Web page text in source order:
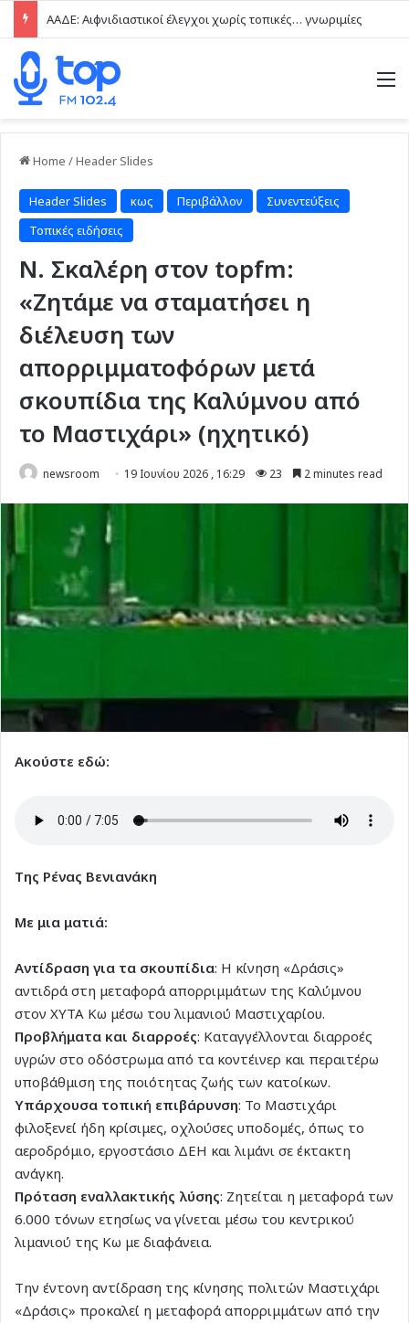
ΑΑΔΕ: Αιφνιδιαστικοί έλεγχοι χωρίς τοπικές… γνωριμίες
Home /Header Slides
Header Slides κως Περιβάλλον
Συνεντεύξεις
Τοπικές ειδήσεις
Ν. Σκαλέρη στον topfm:
«Ζητάμε να σταματήσει η
διέλευση των
απορριμματοφόρων μετά
σκουπίδια της Καλύμνου από
το Μαστιχάρι» (ηχητικό)
newsroom 19 Ιουνίου 2026 , 16:29 23 2 minutes read
Ακούστε εδώ:
Της Ρένας Βενιανάκη
Με μια ματιά:
Αντίδραση για τα σκουπίδια: Η κίνηση «Δράσις»
αντιδρά στη μεταφορά απορριμμάτων της Καλύμνου
στον ΧΥΤΑ Κω μέσω του λιμανιού Μαστιχαρίου.
Προβλήματα και διαρροές: Καταγγέλλονται διαρροές
υγρών στο οδόστρωμα από τα κοντέινερ και περαιτέρω
υποβάθμιση της ποιότητας ζωής των κατοίκων.
Υπάρχουσα τοπική επιβάρυνση: Το Μαστιχάρι
φιλοξενεί ήδη κρίσιμες, οχλούσες υποδομές, όπως το
αεροδρόμιο, εργοστάσιο ΔΕΗ και λιμάνι σε έκτακτη
ανάγκη.
Πρόταση εναλλακτικής λύσης: Ζητείται η μεταφορά των
6.000 τόνων ετησίως να γίνεται μέσω του κεντρικού
λιμανιού της Κω με διαφάνεια.
Την έντονη αντίδραση της κίνησης πολιτών Μαστιχάρι
«Δράσις» προκαλεί η μεταφορά απορριμμάτων από την